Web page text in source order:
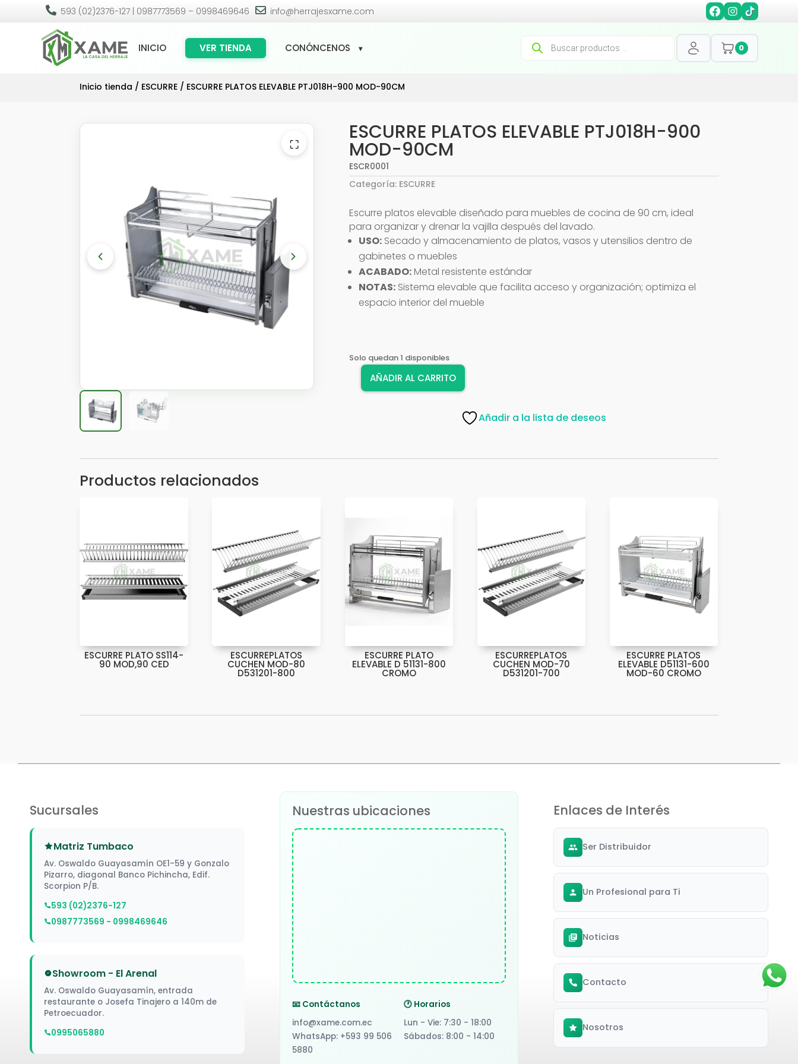
 593 (02)2376-127 | 0987773569 – 0998469646  info@herrajesxame.com
INICIO VER TIENDA CONÓNCENOS
Búsqueda
productos
0
Inicio tienda / ESCURRE / ESCURRE PLATOS ELEVABLE PTJ018H-900 MOD-90CM
⛶ ESCURRE PLATOS ELEVABLE PTJ018H-900
MOD-90CM
ESCR0001
Categoría: ESCURRE
Escurre platos elevable diseñado para muebles de cocina de 90 cm, ideal
para organizar y drenar la vajilla después del lavado.
USO: Secado y almacenamiento de platos, vasos y utensilios dentro de
gabinetes o muebles
ACABADO: Metal resistente estándar
NOTAS: Sistema elevable que facilita acceso y organización; optimiza el
espacio interior del mueble
Solo quedan 1 disponibles
ESCURREAÑADIR AL CARRITO
Añadir a la lista de deseos
Productos relacionados
ESCURRE PLATO SS114-
90 MOD,90 CED
ESCURREPLATOS
CUCHEN MOD-80
D531201-800
ESCURRE PLATO
ELEVABLE D 51131-800
CROMO
ESCURREPLATOS
CUCHEN MOD-70
D531201-700
ESCURRE PLATOS
ELEVABLE D51131-600
MOD-60 CROMO
Sucursales
Matriz Tumbaco
Av. Oswaldo Guayasamín OE1-59 y Gonzalo
Pizarro, diagonal Banco Pichincha, Edif.
Scorpion P/B.
593 (02)2376-127
0987773569 - 0998469646
Showroom - El Arenal
Av. Oswaldo Guayasamín, entrada
restaurante o Josefa Tinajero a 140m de
Petroecuador.
0995065880
Nuestras ubicaciones
📧 Contáctanos
info@xame.com.ec
WhatsApp: +593 99 506
5880
🕐 Horarios
Lun - Vie: 7:30 - 18:00
Sábados: 8:00 - 14:00
Enlaces de Interés
Ser Distribuidor
Un Profesional para Ti
Noticias
Contacto
Nosotros